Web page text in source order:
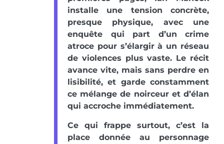
installe une tension concrète,
presque physique, avec une
enquête qui part d’un crime
atroce pour s’élargir à un réseau
de violences plus vaste. Le récit
avance vite, mais sans perdre en
lisibilité, et garde constamment
ce mélange de noirceur et d’élan
qui accroche immédiatement.
Ce qui frappe surtout, c’est la
place donnée au personnage